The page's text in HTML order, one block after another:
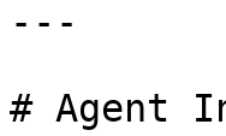
---
# Agent